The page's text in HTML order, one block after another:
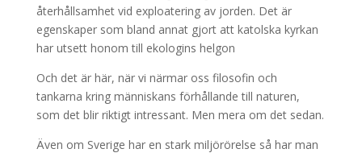
återhållsamhet vid exploatering av jorden. Det är
egenskaper som bland annat gjort att katolska kyrkan
har utsett honom till ekologins helgon
Och det är här, när vi närmar oss filosofin och
tankarna kring människans förhållande till naturen,
som det blir riktigt intressant. Men mera om det sedan.
Även om Sverige har en stark miljörörelse så har man